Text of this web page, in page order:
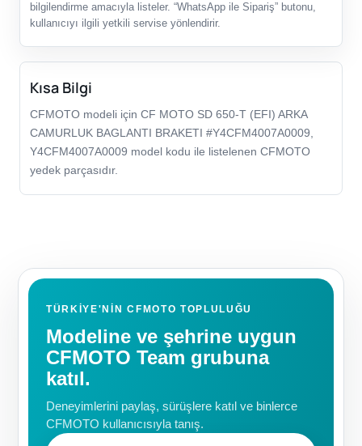
bilgilendirme amacıyla listeler. “WhatsApp ile Sipariş” butonu,
kullanıcıyı ilgili yetkili servise yönlendirir.
Kısa Bilgi
CFMOTO modeli için CF MOTO SD 650-T (EFI) ARKA
CAMURLUK BAGLANTI BRAKETI #Y4CFM4007A0009,
Y4CFM4007A0009 model kodu ile listelenen CFMOTO
yedek parçasıdır.
TÜRKIYE'NIN CFMOTO TOPLULUĞU
Modeline ve şehrine uygun
CFMOTO Team grubuna
katıl.
Deneyimlerini paylaş, sürüşlere katıl ve binlerce
CFMOTO kullanıcısıyla tanış.